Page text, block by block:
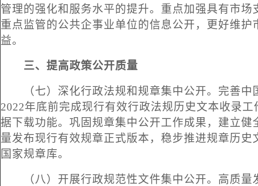
管理的强化和服务水平的提升。重点加强具有市场
重点监管的公共企事业单位的信息公开，更好维护
益。
三、提高政策公开质量
（七）深化行政法规和规章集中公开。完善中
2022年底前完成现行有效行政法规历史文本收录
据下载功能。巩固规章集中公开工作成果，建立健
量发布现行有效规章正式版本，稳步推进规章历史
国家规章库。
（八）开展行政规范性文件集中公开。高质量